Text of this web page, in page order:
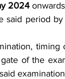
2024
said period
of the